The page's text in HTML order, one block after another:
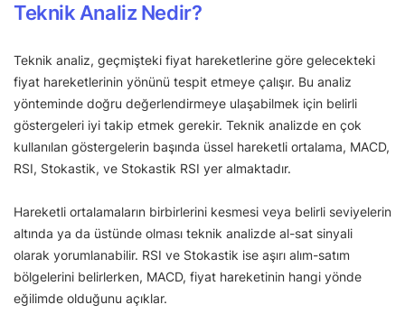
Teknik Analiz Nedir?
Teknik analiz, geçmişteki fiyat hareketlerine göre gelecekteki
fiyat hareketlerinin yönünü tespit etmeye çalışır. Bu analiz
yönteminde doğru değerlendirmeye ulaşabilmek için belirli
göstergeleri iyi takip etmek gerekir. Teknik analizde en çok
kullanılan göstergelerin başında üssel hareketli ortalama, MACD,
RSI, Stokastik, ve Stokastik RSI yer almaktadır.
Hareketli ortalamaların birbirlerini kesmesi veya belirli seviyelerin
altında ya da üstünde olması teknik analizde al-sat sinyali
olarak yorumlanabilir. RSI ve Stokastik ise aşırı alım-satım
bölgelerini belirlerken, MACD, fiyat hareketinin hangi yönde
eğilimde olduğunu açıklar.